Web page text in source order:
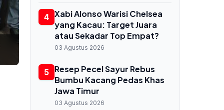
4 Xabi Alonso Warisi Chelsea
yang Kacau: Target Juara
atau Sekadar Top Empat?
03 Agustus 2026
5 Resep Pecel Sayur Rebus
Bumbu Kacang Pedas Khas
Jawa Timur
03 Agustus 2026